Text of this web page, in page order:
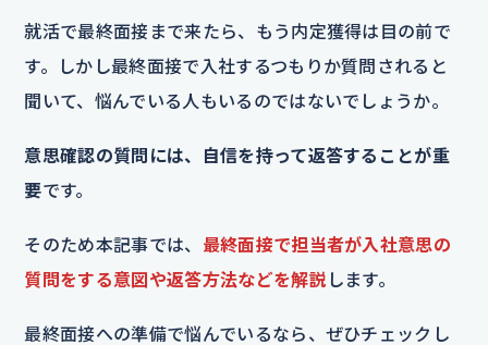
就活で最終面接まで来たら、もう内定獲得は目の前で
す。しかし最終面接で入社するつもりか質問されると
聞いて、悩んでいる人もいるのではないでしょうか。
意思確認の質問には、自信を持って返答することが重
要です。
そのため本記事では、 最終面接で担当者が入社意思の
質問をする意図や返答方法などを解説 します。
最終面接への準備で悩んでいるなら、ぜひチェックし